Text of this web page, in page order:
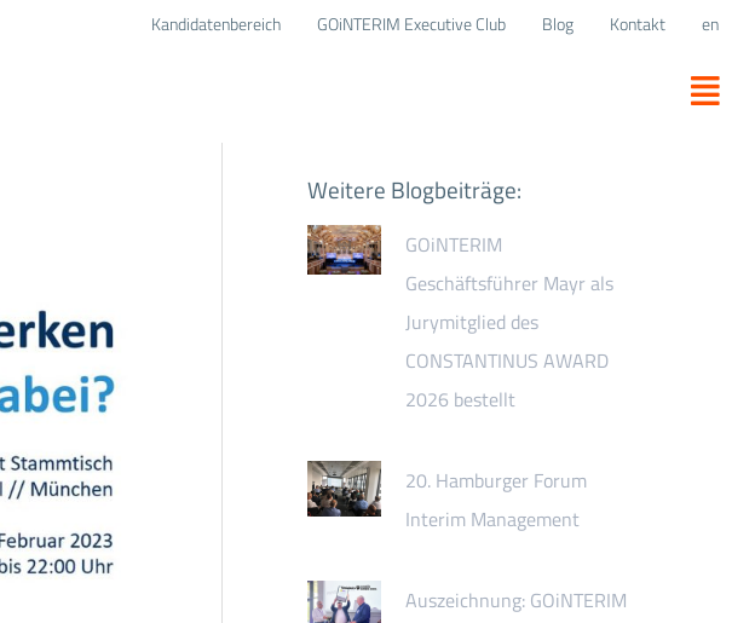
Kandidatenbereich GOiNTERIM Executive Club Blog Kontakt en
Weitere Blogbeiträge:
GOiNTERIM
Geschäftsführer Mayr als
Jurymitglied des
CONSTANTINUS AWARD
2026 bestellt
20. Hamburger Forum
Interim Management
Auszeichnung: GOiNTERIM